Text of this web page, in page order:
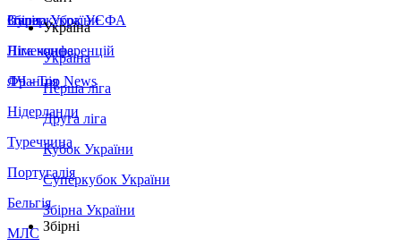
Збірна України
Італія
Німеччина
Франція
Нідерланди
Туреччина
Португалія
Бельгія
МЛС
Суперкубок УЄФА
Ліга конференцій
ЛЧ - Top News
Україна
Україна
Перша ліга
Друга ліга
Кубок України
Суперкубок України
Збірна України
Збірні